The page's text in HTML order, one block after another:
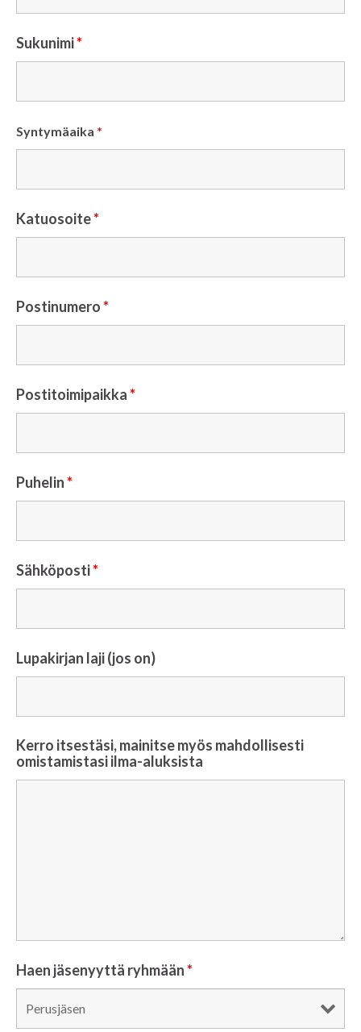
Sukunimi*
Syntymäaika *
Katuosoite*
Postinumero*
Postitoimipaikka*
Puhelin*
Sähköposti*
Lupakirjan laji (jos on)
Kerro itsestäsi, mainitse myös mahdollisesti
omistamistasi ilma-aluksista
Haen jäsenyyttä ryhmään*